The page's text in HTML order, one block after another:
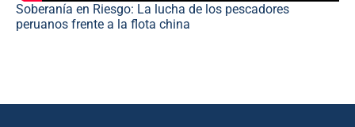
Soberanía en Riesgo: La lucha de los pescadores
peruanos frente a la flota china